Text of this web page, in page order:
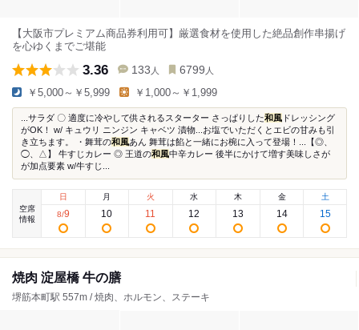
【大阪市プレミアム商品券利用可】厳選食材を使用した絶品創作串揚げ
を心ゆくまでご堪能
3.36 133 人 6799 人
￥5,000～￥5,999 ￥1,000～￥1,999
...サラダ 〇 適度に冷やして供されるスターター さっぱりした和風 ドレッシング
がOK！ w/ キュウリ ニンジン キャベツ 漬物...お塩でいただくとエビの甘みも引
き立ちます。 ・舞茸の和風あん 舞茸は餡と一緒にお椀に入って登場！...【◎、
◯、△】 牛すじカレー ◎ 王道の和風中辛カレー 後半にかけて増す美味しさが
が加点要素 w/牛すじ...
空席
情報
日
8/9
月
10
火
11
水
12
木
13
金
14
土
15
焼肉 淀屋橋 牛の膳
堺筋本町駅 557m / 焼肉、ホルモン、ステーキ